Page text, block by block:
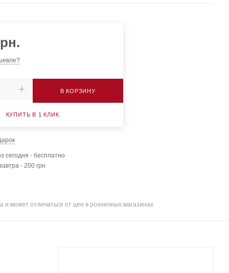
В КОРЗИНУ
КУПИТЬ В 1 КЛИК
сегодня - бесплатно
- 200 грн
и может отличаться от цен в розничных магазинах